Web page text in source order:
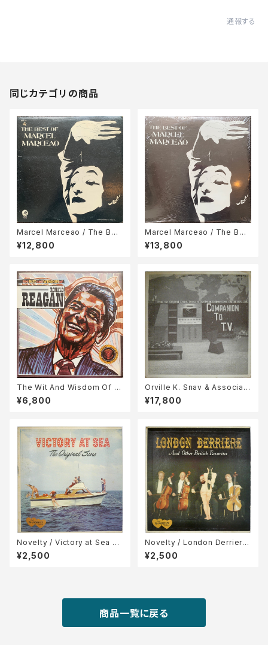
通報する
同じカテゴリの商品
Marcel Marceao / The Bes
t Of Marcel Marceao
¥12,800
Marcel Marceao / The Bes
t Of Marcel Marceao
¥13,800
The Wit And Wisdom Of R
onald Reagan
¥6,800
Orville K. Snav & Associat
es / Companion to T.V.
¥17,800
Novelty / Victory at Sea Th
e Original Score
¥2,500
Novelty / London Derriere
and other british favorites
¥2,500
商品一覧に戻る